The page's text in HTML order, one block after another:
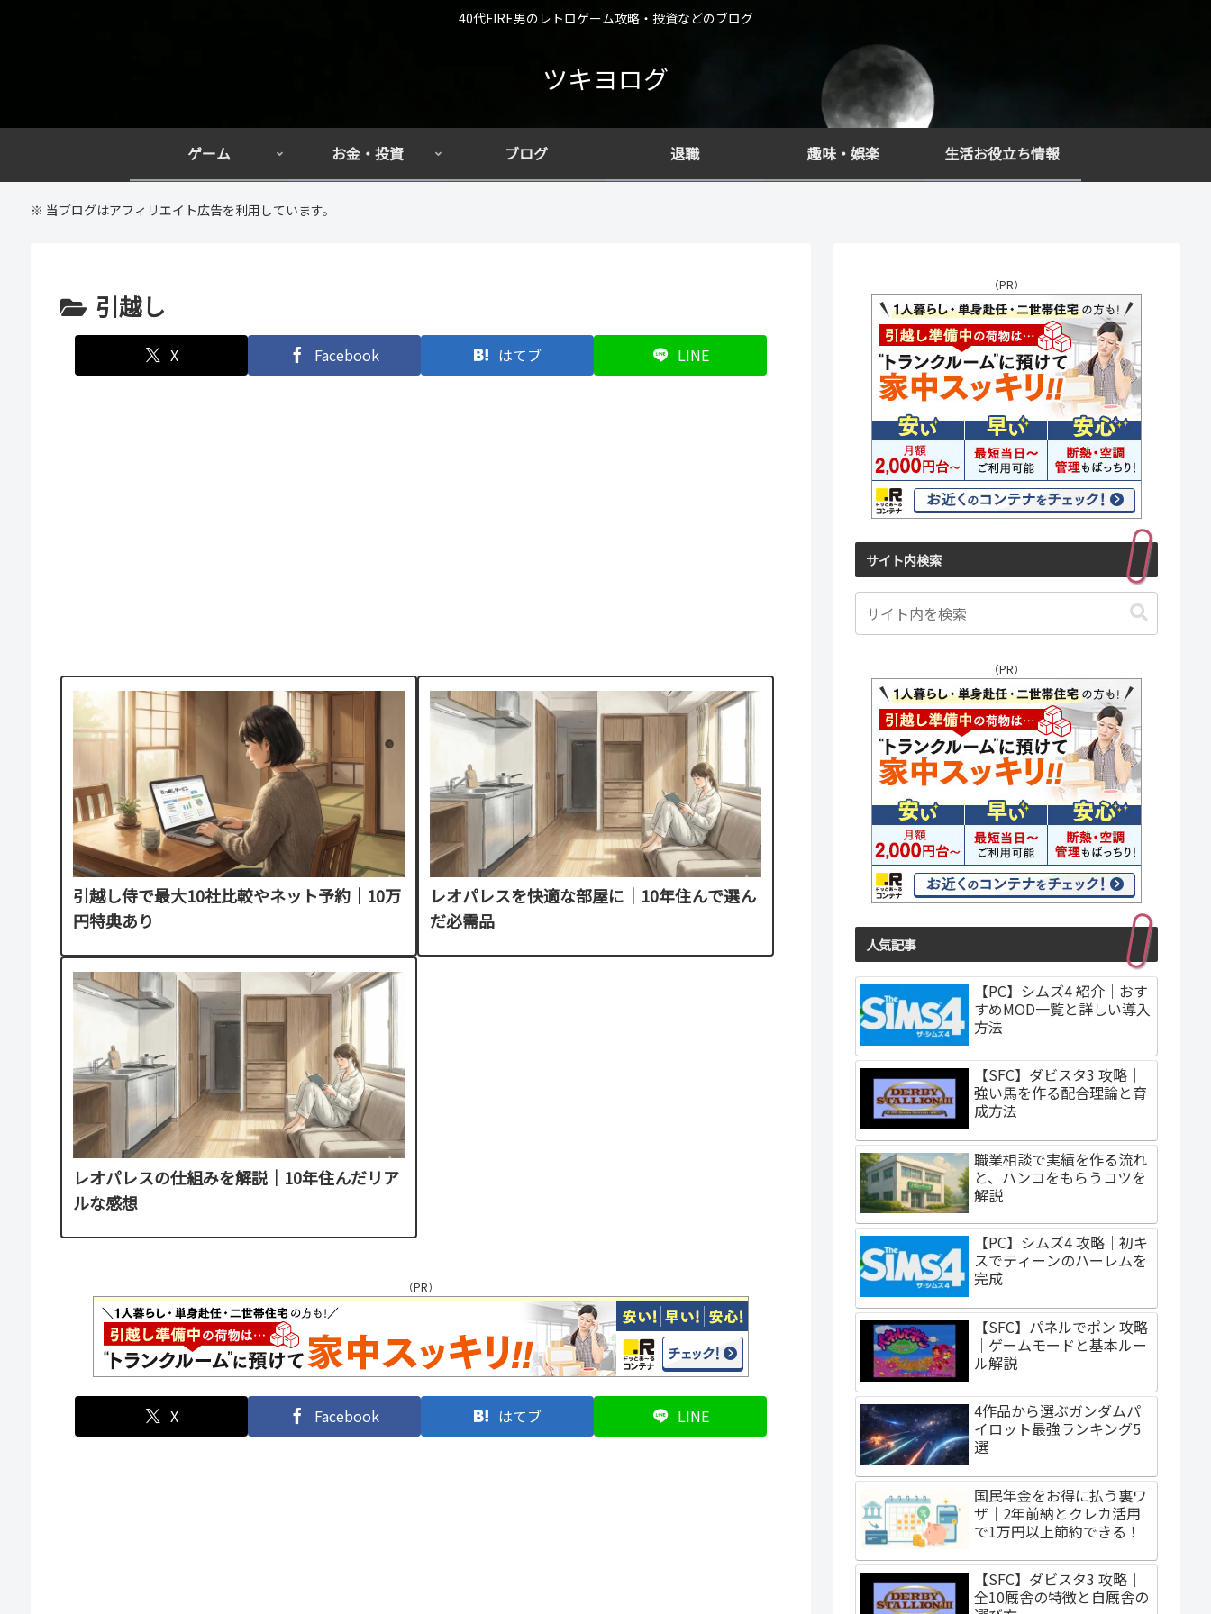
40代FIRE男のレトロゲーム攻略・投資などのブログ
ツキヨログ
ゲーム お金・投資 ブログ 退職 趣味・娯楽 生活お役立ち情報
※ 当ブログはアフィリエイト広告を利用しています。
引越し
X Facebook はてブ LINE
引越し侍で最大10社比較やネット予約｜10万
円特典あり
レオパレスを快適な部屋に｜10年住んで選ん
だ必需品
レオパレスの仕組みを解説｜10年住んだリア
ルな感想
（PR）
X Facebook はてブ LINE
（PR）
サイト内検索
（PR）
人気記事
【PC】シムズ4 紹介｜おす
すめMOD一覧と詳しい導入
方法
【SFC】ダビスタ3 攻略｜
強い馬を作る配合理論と育
成方法
職業相談で実績を作る流れ
と、ハンコをもらうコツを
解説
【PC】シムズ4 攻略｜初キ
スでティーンのハーレムを
完成
【SFC】パネルでポン 攻略
｜ゲームモードと基本ルー
ル解説
4作品から選ぶガンダムパ
イロット最強ランキング5
選
国民年金をお得に払う裏ワ
ザ｜2年前納とクレカ活用
で1万円以上節約できる！
【SFC】ダビスタ3 攻略｜
全10厩舎の特徴と自厩舎の